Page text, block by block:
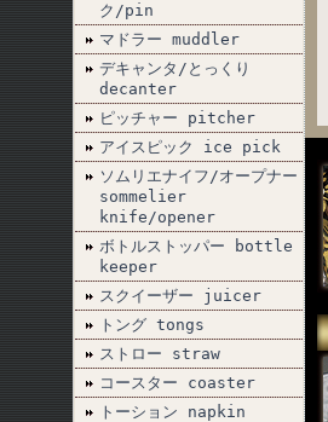
ク/pin
マドラー muddler
デキャンタ/とっくり
decanter
ピッチャー pitcher
アイスピック ice pick
ソムリエナイフ/オープナー
sommelier
knife/opener
ボトルストッパー bottle
keeper
スクイーザー juicer
トング tongs
ストロー straw
コースター coaster
トーション napkin